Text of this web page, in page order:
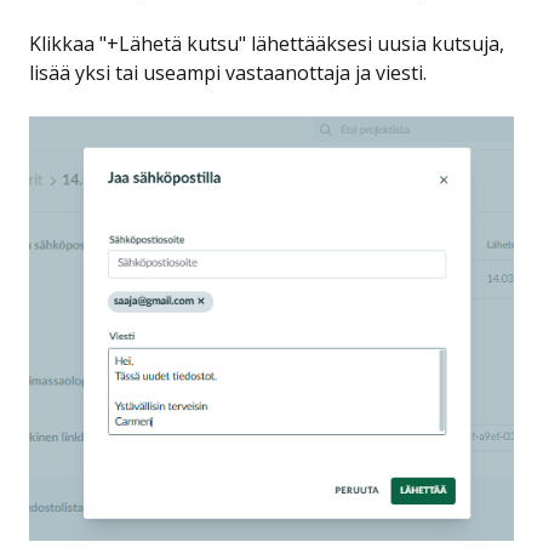
Klikkaa "+Lähetä kutsu" lähettääksesi uusia kutsuja,
lisää yksi tai useampi vastaanottaja ja viesti.